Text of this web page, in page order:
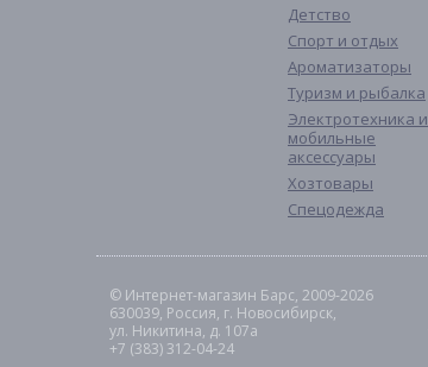
Детство
Спорт и отдых
Ароматизаторы
Туризм и рыбалка
Электротехника и
мобильные
аксессуары
Хозтовары
Спецодежда
© Интернет-магазин Барс, 2009-2026
630039, Россия, г. Новосибирск,
ул. Никитина, д. 107а
+7 (383) 312-04-24